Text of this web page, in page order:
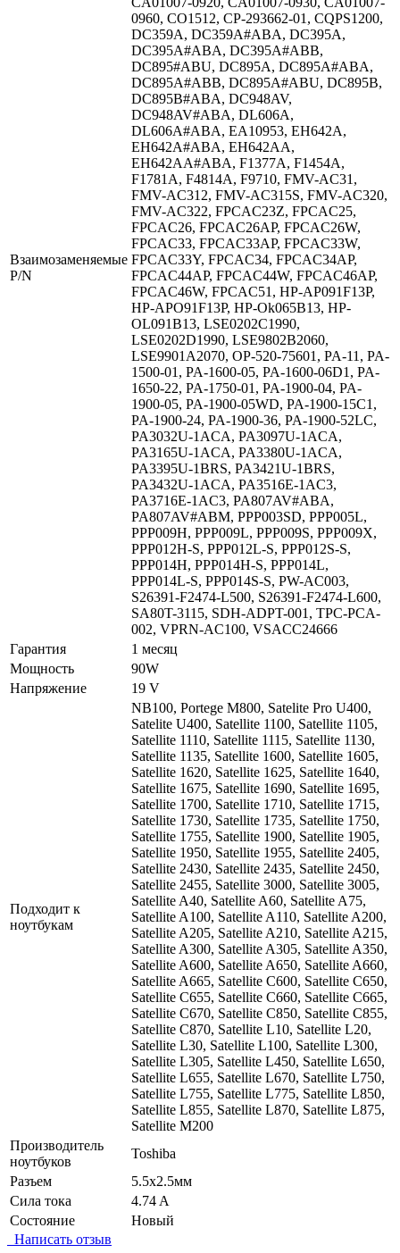
Взаимозаменяемые
P/N
0960, CO1512, CP-293662-01, CQPS1200,
DC359A, DC359A#ABA, DC395A,
DC395A#ABA, DC395A#ABB,
DC895#ABU, DC895A, DC895A#ABA,
DC895A#ABB, DC895A#ABU, DC895B,
DC895B#ABA, DC948AV,
DC948AV#ABA, DL606A,
DL606A#ABA, EA10953, EH642A,
EH642A#ABA, EH642AA,
EH642AA#ABA, F1377A, F1454A,
F1781A, F4814A, F9710, FMV-AC31,
FMV-AC312, FMV-AC315S, FMV-AC320,
FMV-AC322, FPCAC23Z, FPCAC25,
FPCAC26, FPCAC26AP, FPCAC26W,
FPCAC33, FPCAC33AP, FPCAC33W,
FPCAC33Y, FPCAC34, FPCAC34AP,
FPCAC44AP, FPCAC44W, FPCAC46AP,
FPCAC46W, FPCAC51, HP-AP091F13P,
HP-APO91F13P, HP-Ok065B13, HP-
OL091B13, LSE0202C1990,
LSE0202D1990, LSE9802B2060,
LSE9901A2070, OP-520-75601, PA-11, PA-
1500-01, PA-1600-05, PA-1600-06D1, PA-
1650-22, PA-1750-01, PA-1900-04, PA-
1900-05, PA-1900-05WD, PA-1900-15C1,
PA-1900-24, PA-1900-36, PA-1900-52LC,
PA3032U-1ACA, PA3097U-1ACA,
PA3165U-1ACA, PA3380U-1ACA,
PA3395U-1BRS, PA3421U-1BRS,
PA3432U-1ACA, PA3516E-1AC3,
PA3716E-1AC3, PA807AV#ABA,
PA807AV#ABM, PPP003SD, PPP005L,
PPP009H, PPP009L, PPP009S, PPP009X,
PPP012H-S, PPP012L-S, PPP012S-S,
PPP014H, PPP014H-S, PPP014L,
PPP014L-S, PPP014S-S, PW-AC003,
S26391-F2474-L500, S26391-F2474-L600,
SA80T-3115, SDH-ADPT-001, TPC-PCA-
002, VPRN-AC100, VSACC24666
Гарантия
1 месяц
Мощность
90W
Напряжение
19 V
Подходит к
ноутбукам
NB100, Portege M800, Satelite Pro U400,
Satelite U400, Satellite 1100, Satellite 1105,
Satellite 1110, Satellite 1115, Satellite 1130,
Satellite 1135, Satellite 1600, Satellite 1605,
Satellite 1620, Satellite 1625, Satellite 1640,
Satellite 1675, Satellite 1690, Satellite 1695,
Satellite 1700, Satellite 1710, Satellite 1715,
Satellite 1730, Satellite 1735, Satellite 1750,
Satellite 1755, Satellite 1900, Satellite 1905,
Satellite 1950, Satellite 1955, Satellite 2405,
Satellite 2430, Satellite 2435, Satellite 2450,
Satellite 2455, Satellite 3000, Satellite 3005,
Satellite A40, Satellite A60, Satellite A75,
Satellite A100, Satellite A110, Satellite A200,
Satellite A205, Satellite A210, Satellite A215,
Satellite A300, Satellite A305, Satellite A350,
Satellite A600, Satellite A650, Satellite A660,
Satellite A665, Satellite C600, Satellite C650,
Satellite C655, Satellite C660, Satellite C665,
Satellite C670, Satellite C850, Satellite C855,
Satellite C870, Satellite L10, Satellite L20,
Satellite L30, Satellite L100, Satellite L300,
Satellite L305, Satellite L450, Satellite L650,
Satellite L655, Satellite L670, Satellite L750,
Satellite L755, Satellite L775, Satellite L850,
Satellite L855, Satellite L870, Satellite L875,
Satellite M200
Производитель
ноутбуков
Toshiba
Разъем
5.5x2.5мм
Сила тока
4.74 A
Состояние
Новый
Написать отзыв